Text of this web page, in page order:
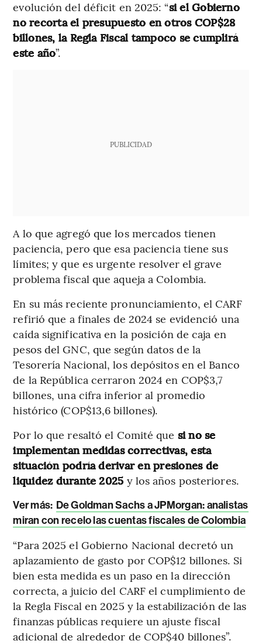
evolución del déficit en 2025: “si el Gobierno
no recorta el presupuesto en otros COP$28
billones, la Regla Fiscal tampoco se cumplirá
este año”.
PUBLICIDAD
A lo que agregó que los mercados tienen
paciencia, pero que esa paciencia tiene sus
límites; y que es urgente resolver el grave
problema fiscal que aqueja a Colombia.
En su más reciente pronunciamiento, el CARF
refirió que a finales de 2024 se evidenció una
caída significativa en la posición de caja en
pesos del GNC, que según datos de la
Tesorería Nacional, los depósitos en el Banco
de la República cerraron 2024 en COP$3,7
billones, una cifra inferior al promedio
histórico (COP$13,6 billones).
Por lo que resaltó el Comité que si no se
implementan medidas correctivas, esta
situación podría derivar en presiones de
liquidez durante 2025 y los años posteriores.
Ver más: De Goldman Sachs a JPMorgan: analistas
miran con recelo las cuentas fiscales de Colombia
“Para 2025 el Gobierno Nacional decretó un
aplazamiento de gasto por COP$12 billones. Si
bien esta medida es un paso en la dirección
correcta, a juicio del CARF el cumplimiento de
la Regla Fiscal en 2025 y la estabilización de las
finanzas públicas requiere un ajuste fiscal
adicional de alrededor de COP$40 billones”.